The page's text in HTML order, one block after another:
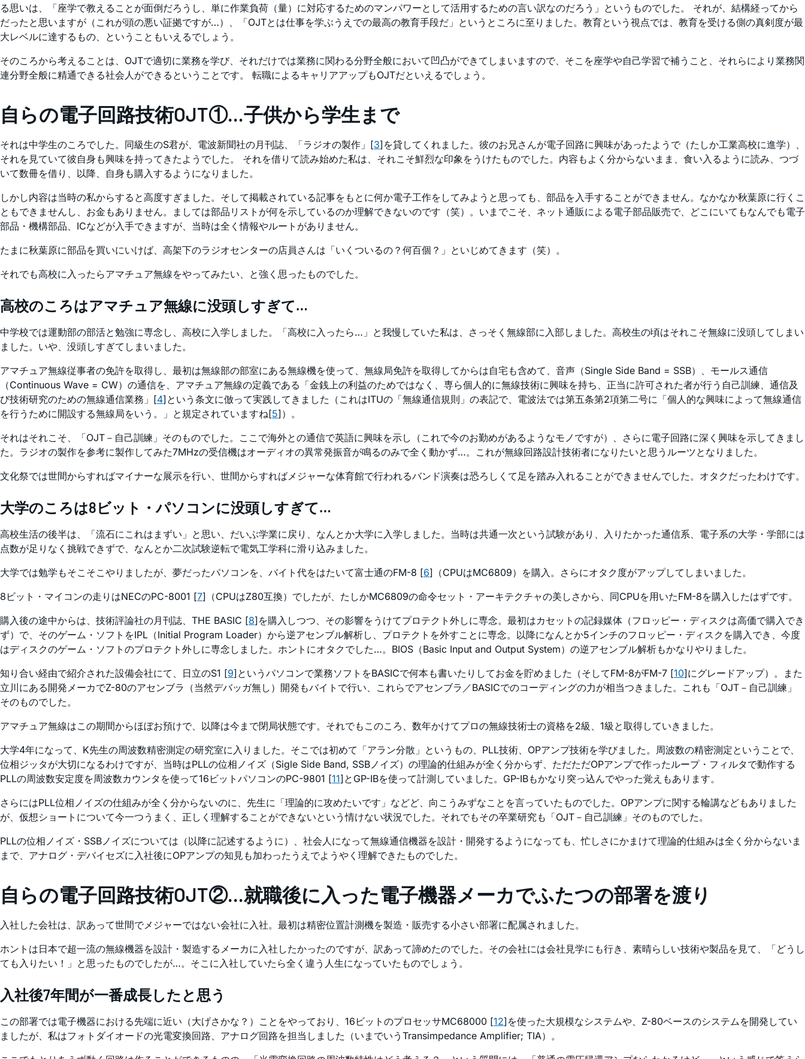
る思いは、「座学で教えることが面倒だろうし、単に作業負荷（量）に対応するためのマンパワーとして活用するための言い訳なのだろう」というものでした。 それが、結構経ってから
だったと思いますが（これが頭の悪い証拠ですが…）、「OJTとは仕事を学ぶうえでの最高の教育手段だ」というところに至りました。教育という視点では、教育を受ける側の真剣度が最
大レベルに達するもの、ということもいえるでしょう。
そのころから考えることは、OJTで適切に業務を学び、それだけでは業務に関わる分野全般において凹凸ができてしまいますので、そこを座学や自己学習で補うこと、それらにより業務関
連分野全般に精通できる社会人ができるということです。 転職によるキャリアアップもOJTだといえるでしょう。
自らの電子回路技術OJT①…子供から学生まで
それは中学生のころでした。同級生のS君が、電波新聞社の月刊誌、「ラジオの製作」[3]を貸してくれました。彼のお兄さんが電子回路に興味があったようで（たしか工業高校に進学）、
それを見ていて彼自身も興味を持ってきたようでした。 それを借りて読み始めた私は、それこそ鮮烈な印象をうけたものでした。内容もよく分からないまま、食い入るように読み、つづ
いて数冊を借り、以降、自身も購入するようになりました。
しかし内容は当時の私からすると高度すぎました。そして掲載されている記事をもとに何か電子工作をしてみようと思っても、部品を入手することができません。なかなか秋葉原に行くこ
ともできませんし、お金もありません。ましては部品リストが何を示しているのか理解できないのです（笑）。いまでこそ、ネット通販による電子部品販売で、どこにいてもなんでも電子
部品・機構部品、ICなどが入手できますが、当時は全く情報やルートがありません。
たまに秋葉原に部品を買いにいけば、高架下のラジオセンターの店員さんは「いくついるの？何百個？」といじめてきます（笑）。
それでも高校に入ったらアマチュア無線をやってみたい、と強く思ったものでした。
高校のころはアマチュア無線に没頭しすぎて…
中学校では運動部の部活と勉強に専念し、高校に入学しました。「高校に入ったら…」と我慢していた私は、さっそく無線部に入部しました。高校生の頃はそれこそ無線に没頭してしまい
ました。いや、没頭しすぎてしまいました。
アマチュア無線従事者の免許を取得し、最初は無線部の部室にある無線機を使って、無線局免許を取得してからは自宅も含めて、音声（Single Side Band = SSB）、モールス通信
（Continuous Wave = CW）の通信を、アマチュア無線の定義である「金銭上の利益のためではなく、専ら個人的に無線技術に興味を持ち、正当に許可された者が行う自己訓練、通信及
び技術研究のための無線通信業務」[4]という条文に倣って実践してきました（これはITUの「無線通信規則」の表記で、電波法では第五条第2項第二号に「個人的な興味によって無線通信
を行うために開設する無線局をいう。」と規定されていますね[5]）。
それはそれこそ、「OJT－自己訓練」そのものでした。ここで海外との通信で英語に興味を示し（これで今のお勤めがあるようなモノですが）、さらに電子回路に深く興味を示してきまし
た。ラジオの製作を参考に製作してみた7MHzの受信機はオーディオの異常発振音が鳴るのみで全く動かず…。これが無線回路設計技術者になりたいと思うルーツとなりました。
文化祭では世間からすればマイナーな展示を行い、世間からすればメジャーな体育館で行われるバンド演奏は恐ろしくて足を踏み入れることができませんでした。オタクだったわけです。
大学のころは8ビット・パソコンに没頭しすぎて…
高校生活の後半は、「流石にこれはまずい」と思い、だいぶ学業に戻り、なんとか大学に入学しました。当時は共通一次という試験があり、入りたかった通信系、電子系の大学・学部には
点数が足りなく挑戦できずで、なんとか二次試験逆転で電気工学科に滑り込みました。
大学では勉学もそこそこやりましたが、夢だったパソコンを、バイト代をはたいて富士通のFM-8 [6]（CPUはMC6809）を購入。さらにオタク度がアップしてしまいました。
8ビット・マイコンの走りはNECのPC-8001 [7]（CPUはZ80互換）でしたが、たしかMC6809の命令セット・アーキテクチャの美しさから、同CPUを用いたFM-8を購入したはずです。
購入後の途中からは、技術評論社の月刊誌、THE BASIC [8]を購入しつつ、その影響をうけてプロテクト外しに専念。最初はカセットの記録媒体（フロッピー・ディスクは高価で購入でき
ず）で、そのゲーム・ソフトをIPL（Initial Program Loader）から逆アセンブル解析し、プロテクトを外すことに専念。以降になんとか5インチのフロッピー・ディスクを購入でき、今度
はディスクのゲーム・ソフトのプロテクト外しに専念しました。ホントにオタクでした…。BIOS（Basic Input and Output System）の逆アセンブル解析もかなりやりました。
知り合い経由で紹介された設備会社にて、日立のS1 [9]というパソコンで業務ソフトをBASICで何本も書いたりしてお金を貯めました（そしてFM-8がFM-7 [10]にグレードアップ）。また
立川にある開発メーカでZ-80のアセンブラ（当然デバッガ無し）開発もバイトで行い、これらでアセンブラ／BASICでのコーディングの力が相当つきました。これも「OJT－自己訓練」
そのものでした。
アマチュア無線はこの期間からほぼお預けで、以降は今まで閉局状態です。それでもこのころ、数年かけてプロの無線技術士の資格を2級、1級と取得していきました。
大学4年になって、K先生の周波数精密測定の研究室に入りました。そこでは初めて「アラン分散」というもの、PLL技術、OPアンプ技術を学びました。周波数の精密測定ということで、
位相ジッタが大切になるわけですが、当時はPLLの位相ノイズ（Sigle Side Band, SSBノイズ）の理論的仕組みが全く分からず、ただただOPアンプで作ったループ・フィルタで動作する
PLLの周波数安定度を周波数カウンタを使って16ビットパソコンのPC-9801 [11]とGP-IBを使って計測していました。GP-IBもかなり突っ込んでやった覚えもあります。
さらにはPLL位相ノイズの仕組みが全く分からないのに、先生に「理論的に攻めたいです」などど、向こうみずなことを言っていたものでした。OPアンプに関する輪講などもありました
が、仮想ショートについて今一つうまく、正しく理解することができないという情けない状況でした。それでもその卒業研究も「OJT－自己訓練」そのものでした。
PLLの位相ノイズ・SSBノイズについては（以降に記述するように）、社会人になって無線通信機器を設計・開発するようになっても、忙しさにかまけて理論的仕組みは全く分からないま
まで、アナログ・デバイセズに入社後にOPアンプの知見も加わったうえでようやく理解できたものでした。
自らの電子回路技術OJT②…就職後に入った電子機器メーカでふたつの部署を渡り
入社した会社は、訳あって世間でメジャーではない会社に入社。最初は精密位置計測機を製造・販売する小さい部署に配属されました。
ホントは日本で超一流の無線機器を設計・製造するメーカに入社したかったのですが、訳あって諦めたのでした。その会社には会社見学にも行き、素晴らしい技術や製品を見て、「どうし
ても入りたい！」と思ったものでしたが…。そこに入社していたら全く違う人生になっていたものでしょう。
入社後7年間が一番成長したと思う
この部署では電子機器における先端に近い（大げさかな？）ことをやっており、16ビットのプロセッサMC68000 [12]を使った大規模なシステムや、Z-80ベースのシステムを開発してい
ましたが、私はフォトダイオードの光電変換回路、アナログ回路を担当しました（いまでいうTransimpedance Amplifier; TIA）。